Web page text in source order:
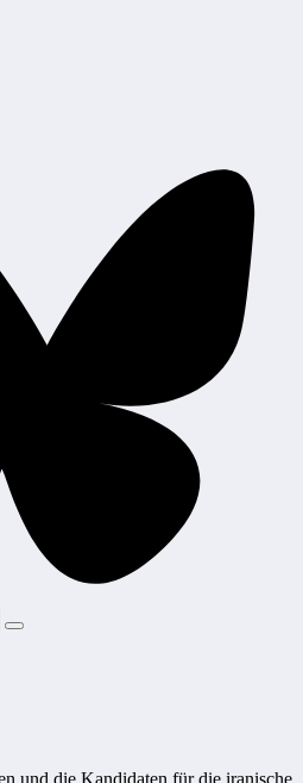
und die Kandidaten für die iranische